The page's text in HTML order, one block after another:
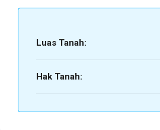
Luas Tanah:
Hak Tanah: